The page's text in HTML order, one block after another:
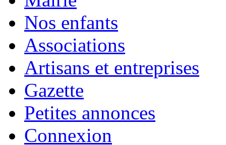
Nos enfants
Associations
Artisans et entreprises
Gazette
Petites annonces
Connexion